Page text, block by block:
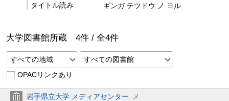
タイトル読み
ギンガ テツドウ ノ ヨル
大学図書館所蔵 4件 / 全4件
すべての地域
すべての図書館
OPACリンクあり
岩手県立大学 メディアセンター
メ